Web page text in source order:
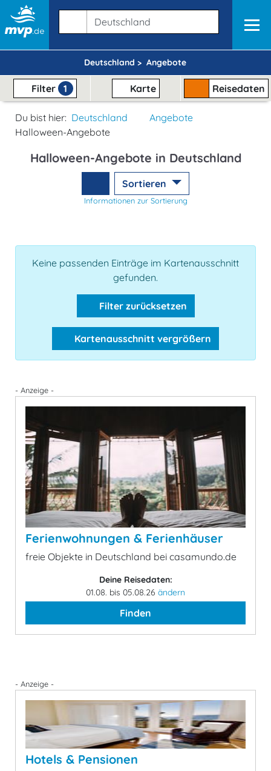
Deutschland > Angebote
Filter 1 Karte Reisedaten
Du bist hier: Deutschland
Angebote
Halloween-Angebote
Halloween-Angebote in Deutschland
Sortieren
Informationen zur Sortierung
Keine passenden Einträge im Kartenausschnitt
gefunden.
Filter zurücksetzen
Kartenausschnitt vergrößern
- Anzeige -
Ferienwohnungen & Ferienhäuser
freie Objekte in Deutschland bei casamundo.de
Deine Reisedaten:
01.08. bis 05.08.26 ändern
Finden
- Anzeige -
Hotels & Pensionen